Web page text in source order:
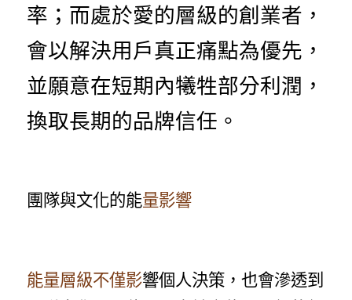
率；而處於愛的層級的創業者，
會以解決用戶真正痛點為優先，
並願意在短期內犧牲部分利潤，
換取長期的品牌信任。
團隊與文化的能量影響
能量層級不僅影響個人決策，也會滲透到